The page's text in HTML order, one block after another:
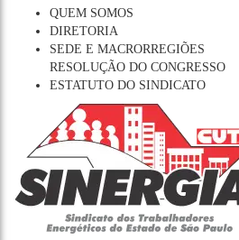
QUEM SOMOS
DIRETORIA
SEDE E MACRORREGIÕES
RESOLUÇÃO DO CONGRESSO
ESTATUTO DO SINDICATO